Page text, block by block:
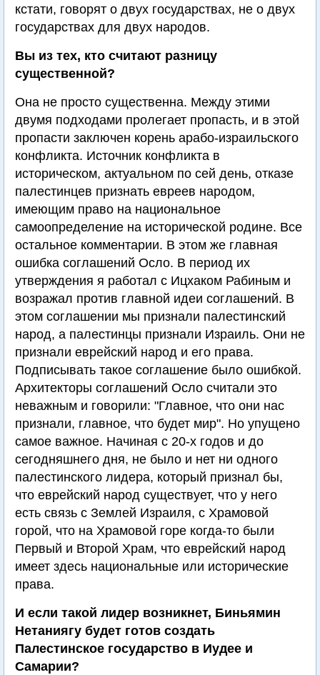
кстати, говорят о двух государствах, не о двух
государствах для двух народов.
Вы из тех, кто считают разницу
существенной?
Она не просто существенна. Между этими
двумя подходами пролегает пропасть, и в этой
пропасти заключен корень арабо-израильского
конфликта. Источник конфликта в
историческом, актуальном по сей день, отказе
палестинцев признать евреев народом,
имеющим право на национальное
самоопределение на исторической родине. Все
остальное комментарии. В этом же главная
ошибка соглашений Осло. В период их
утверждения я работал с Ицхаком Рабиным и
возражал против главной идеи соглашений. В
этом соглашении мы признали палестинский
народ, а палестинцы признали Израиль. Они не
признали еврейский народ и его права.
Подписывать такое соглашение было ошибкой.
Архитекторы соглашений Осло считали это
неважным и говорили: "Главное, что они нас
признали, главное, что будет мир". Но упущено
самое важное. Начиная с 20-х годов и до
сегодняшнего дня, не было и нет ни одного
палестинского лидера, который признал бы,
что еврейский народ существует, что у него
есть связь с Землей Израиля, с Храмовой
горой, что на Храмовой горе когда-то были
Первый и Второй Храм, что еврейский народ
имеет здесь национальные или исторические
права.
И если такой лидер возникнет, Биньямин
Нетаниягу будет готов создать
Палестинское государство в Иудее и
Самарии?